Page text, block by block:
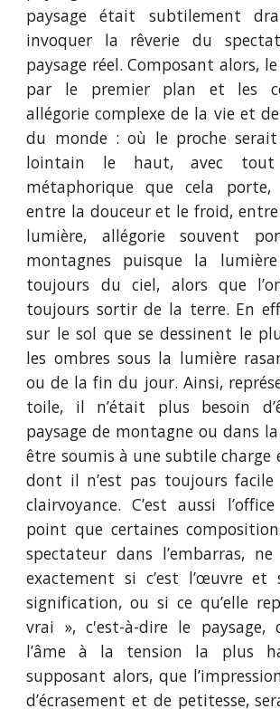
paysage était subtilement
invoquer la rêverie du
paysage réel. Composant alors,
par le premier plan et les
allégorie complexe de la vie et
du monde : où le proche
lointain le haut, avec tout
métaphorique que cela porte,
entre la douceur et le froid, entre
lumière, allégorie souvent
montagnes puisque la
toujours du ciel, alors que
toujours sortir de la terre. En
sur le sol que se dessinent le
les ombres sous la lumière
ou de la fin du jour. Ainsi,
toile, il n’était plus besoin
paysage de montagne ou dans
être soumis à une subtile charge
dont il n’est pas toujours facile
clairvoyance. C’est aussi
point que certaines
spectateur dans l’embarras,
exactement si c’est l’œuvre et
signification, ou si ce qu’elle
vrai », c'est-à-dire le paysage,
l’âme à la tension la plus
supposant alors, que
d’écrasement et de petitesse,